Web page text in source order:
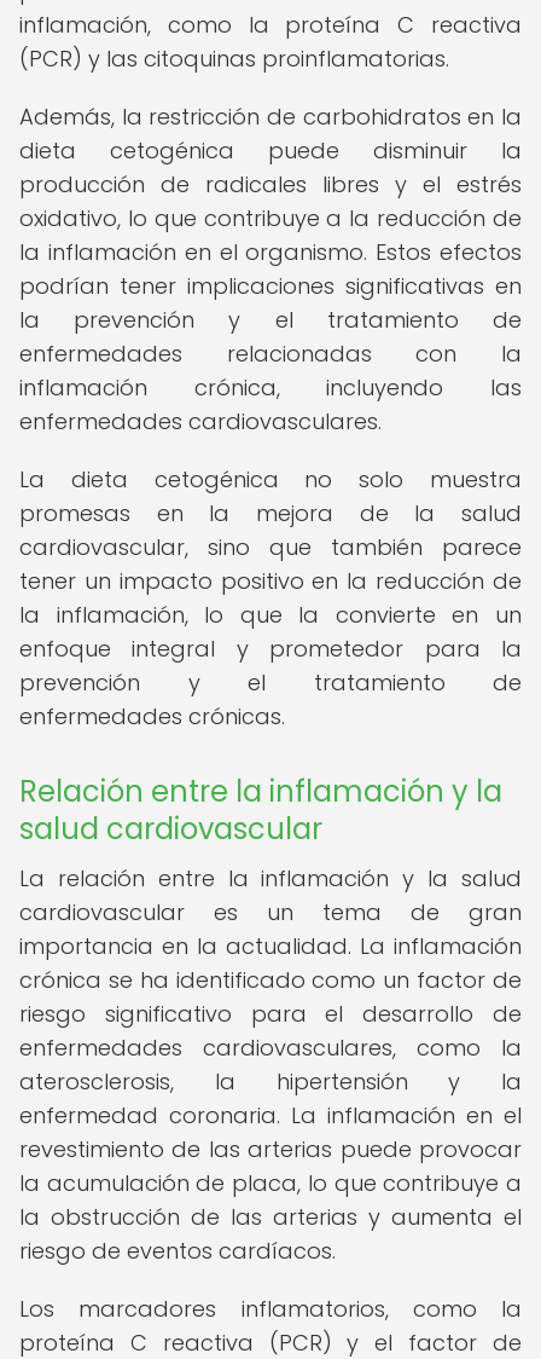
inflamación, como la proteína C reactiva
(PCR) y las citoquinas proinflamatorias.
Además, la restricción de carbohidratos en la
dieta cetogénica puede disminuir la
producción de radicales libres y el estrés
oxidativo, lo que contribuye a la reducción de
la inflamación en el organismo. Estos efectos
podrían tener implicaciones significativas en
la prevención y el tratamiento de
enfermedades relacionadas con la
inflamación crónica, incluyendo las
enfermedades cardiovasculares.
La dieta cetogénica no solo muestra
promesas en la mejora de la salud
cardiovascular, sino que también parece
tener un impacto positivo en la reducción de
la inflamación, lo que la convierte en un
enfoque integral y prometedor para la
prevención y el tratamiento de
enfermedades crónicas.
Relación entre la inflamación y la
salud cardiovascular
La relación entre la inflamación y la salud
cardiovascular es un tema de gran
importancia en la actualidad. La inflamación
crónica se ha identificado como un factor de
riesgo significativo para el desarrollo de
enfermedades cardiovasculares, como la
aterosclerosis, la hipertensión y la
enfermedad coronaria. La inflamación en el
revestimiento de las arterias puede provocar
la acumulación de placa, lo que contribuye a
la obstrucción de las arterias y aumenta el
riesgo de eventos cardíacos.
Los marcadores inflamatorios, como la
proteína C reactiva (PCR) y el factor de